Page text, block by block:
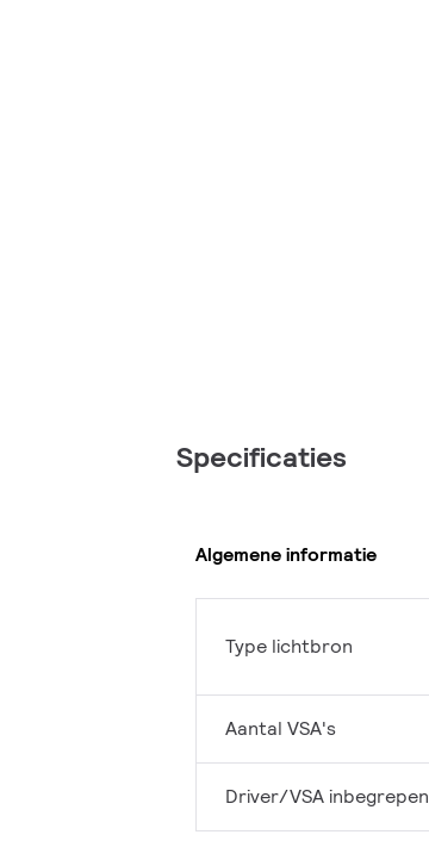
Specificaties
Algemene informatie
Type lichtbron
Aantal VSA's
Driver/VSA inbegrepen